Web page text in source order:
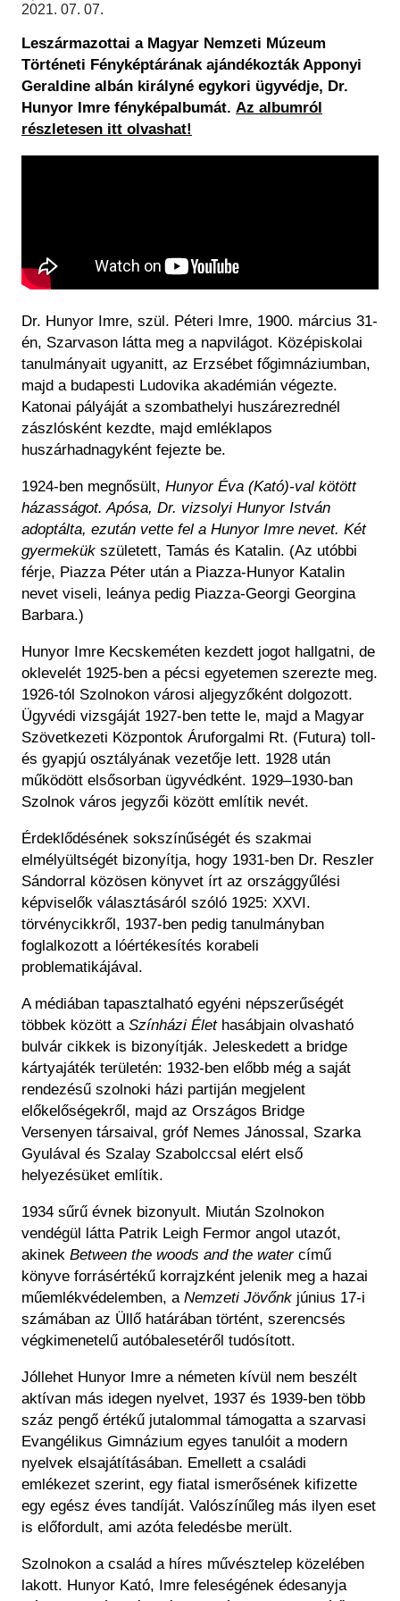
Régészet
Felnőttképzés
Közérdekű adatok
Történeti Fényképtár
Éremtár
Központi Könyvtár
2021. 07. 07.
Leszármazottai a Magyar Nemzeti Múzeum
Történeti Fényképtárának ajándékozták Apponyi
Geraldine albán királyné egykori ügyvédje, Dr.
Hunyor Imre fényképalbumát. Az albumról
részletesen itt olvashat!
Dr. Hunyor Imre, szül. Péteri Imre, 1900. március 31-
én, Szarvason látta meg a napvilágot. Középiskolai
tanulmányait ugyanitt, az Erzsébet főgimnáziumban,
majd a budapesti Ludovika akadémián végezte.
Katonai pályáját a szombathelyi huszárezrednél
zászlósként kezdte, majd emléklapos
huszárhadnagyként fejezte be.
1924-ben megnősült, Hunyor Éva (Kató)-val kötött
házasságot. Apósa, Dr. vizsolyi Hunyor István
adoptálta, ezután vette fel a Hunyor Imre nevet. Két
gyermekük született, Tamás és Katalin. (Az utóbbi
férje, Piazza Péter után a Piazza-Hunyor Katalin
nevet viseli, leánya pedig Piazza-Georgi Georgina
Barbara.)
Hunyor Imre Kecskeméten kezdett jogot hallgatni, de
oklevelét 1925-ben a pécsi egyetemen szerezte meg.
1926-tól Szolnokon városi aljegyzőként dolgozott.
Ügyvédi vizsgáját 1927-ben tette le, majd a Magyar
Szövetkezeti Központok Áruforgalmi Rt. (Futura) toll-
és gyapjú osztályának vezetője lett. 1928 után
működött elsősorban ügyvédként. 1929–1930-ban
Szolnok város jegyzői között említik nevét.
Érdeklődésének sokszínűségét és szakmai
elmélyültségét bizonyítja, hogy 1931-ben Dr. Reszler
Sándorral közösen könyvet írt az országgyűlési
képviselők választásáról szóló 1925: XXVI.
törvénycikkről, 1937-ben pedig tanulmányban
foglalkozott a lóértékesítés korabeli
problematikájával.
A médiában tapasztalható egyéni népszerűségét
többek között a Színházi Élethasábjain olvasható
bulvár cikkek is bizonyítják. Jeleskedett a bridge
kártyajáték területén: 1932-ben előbb még a saját
rendezésű szolnoki házi partiján megjelent
előkelőségekről, majd az Országos Bridge
Versenyen társaival, gróf Nemes Jánossal, Szarka
Gyulával és Szalay Szabolccsal elért első
helyezésüket említik.
1934 sűrű évnek bizonyult. Miután Szolnokon
vendégül látta Patrik Leigh Fermor angol utazót,
akinek Between the woods and the watercímű
könyve forrásértékű korrajzként jelenik meg a hazai
műemlékvédelemben, a Nemzeti Jövőnk június 17-i
számában az Üllő határában történt, szerencsés
végkimenetelű autóbalesetéről tudósított.
Jóllehet Hunyor Imre a németen kívül nem beszélt
aktívan más idegen nyelvet, 1937 és 1939-ben több
száz pengő értékű jutalommal támogatta a szarvasi
Evangélikus Gimnázium egyes tanulóit a modern
nyelvek elsajátításában. Emellett a családi
emlékezet szerint, egy fiatal ismerősének kifizette
egy egész éves tandíját. Valószínűleg más ilyen eset
is előfordult, ami azóta feledésbe merült.
Szolnokon a család a híres művésztelep közelében
lakott. Hunyor Kató, Imre feleségének édesanyja